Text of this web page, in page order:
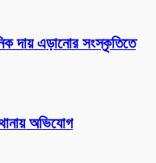
দায় এড়ানোর সংস্কৃতিতে
অভিযোগ